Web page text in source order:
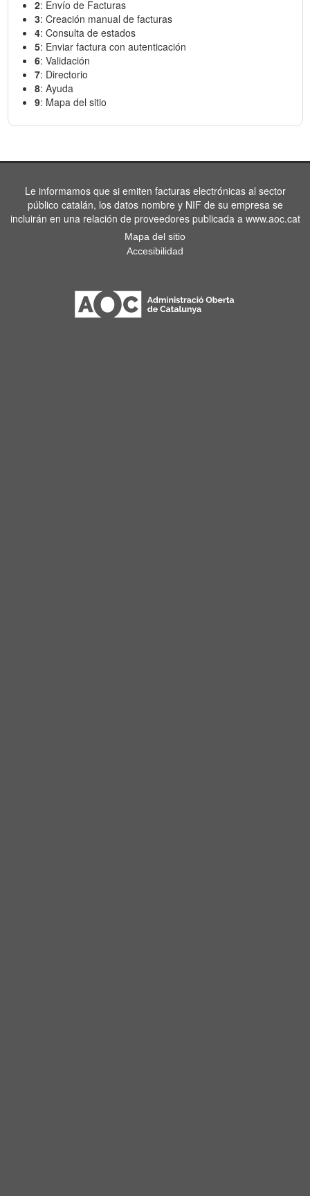
2: Envío de Facturas
3: Creación manual de facturas
4: Consulta de estados
5: Enviar factura con autenticación
6: Validación
7: Directorio
8: Ayuda
9: Mapa del sitio
Le informamos que si emiten facturas electrónicas al sector
público catalán, los datos nombre y NIF de su empresa se
incluirán en una relación de proveedores publicada a www.aoc.cat
Mapa del sitio
Accesibilidad